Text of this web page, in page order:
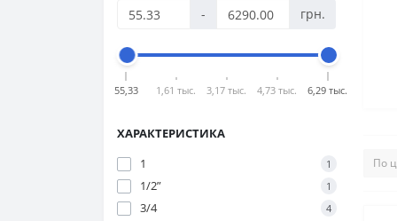
- грн.
55,33 1,61 тыс. 3,17 тыс. 4,73 тыс. 6,29 тыс.
ХАРАКТЕРИСТИКА
1
1
1/2” 1
3/4 4